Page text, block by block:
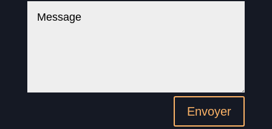
Envoyer